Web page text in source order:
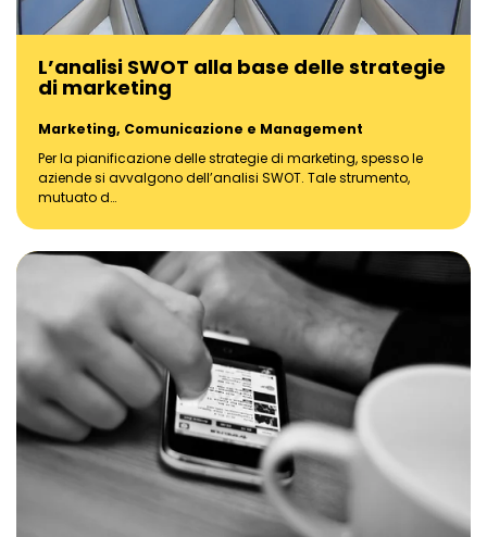
L’analisi SWOT alla base delle strategie
di marketing
Marketing, Comunicazione e Management
Per la pianificazione delle strategie di marketing, spesso le
aziende si avvalgono dell’analisi SWOT. Tale strumento,
mutuato d…